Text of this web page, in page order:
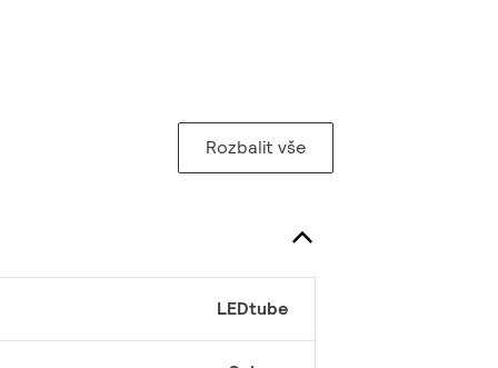
Rozbalit vše
LEDtube